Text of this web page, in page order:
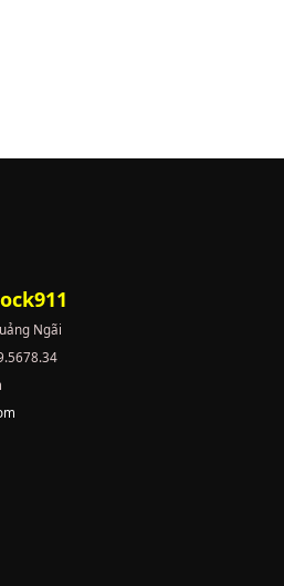
Ngãi